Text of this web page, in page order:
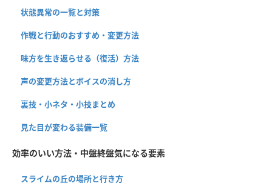
状態異常の一覧と対策
作戦と行動のおすすめ・変更方法
味方を生き返らせる（復活）方法
声の変更方法とボイスの消し方
裏技・小ネタ・小技まとめ
見た目が変わる装備一覧
効率のいい方法・中盤終盤気になる要素
スライムの丘の場所と行き方